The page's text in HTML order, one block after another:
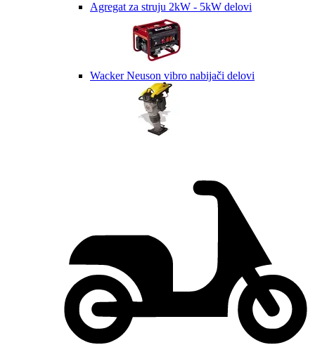
Agregat za struju 2kW - 5kW delovi
Wacker Neuson vibro nabijači delovi